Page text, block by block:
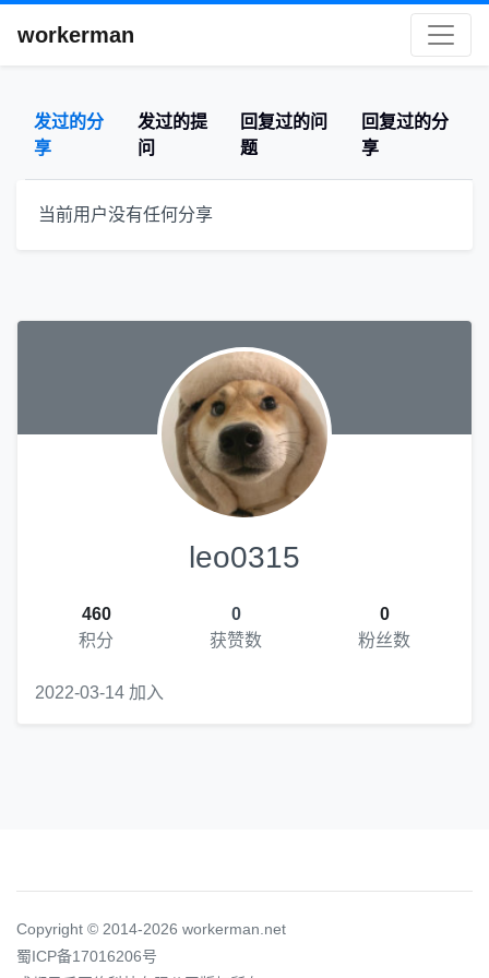
workerman
发过的分
享
发过的提
问
回复过的问
题
回复过的分
享
当前用户没有任何分享
leo0315
460
积分
0
获赞数
0
粉丝数
2022-03-14 加入
Copyright © 2014-2026 workerman.net
蜀ICP备17016206号